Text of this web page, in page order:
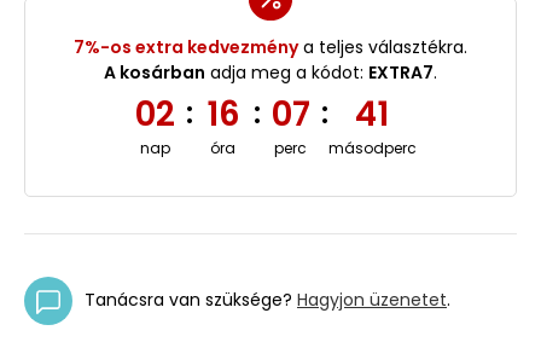
7%-os extra kedvezménya teljes választékra.
A kosárban adja meg a kódot: EXTRA7.
02
nap
: 16
óra
: 07
perc
: 41
másodperc
Tanácsra van szüksége? Hagyjon üzenetet.